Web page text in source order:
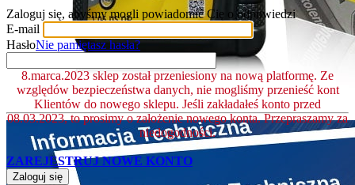
Zaloguj się, abyśmy mogli powiadomić Cię o odpowiedzi
E-mail
HasłoNie pamiętasz hasła?
8.marca.2023 sklep został przeniesiony na nową platformę. Ze
względów bezpieczeństwa danych, nie mogliśmy przenieść kont
Klientów do nowego sklepu. Jeśli zakładałeś konto przed
08.03.2023, to prosimy o założenie nowego konta. Przepraszamy za
niedogodności.
ZAREJESTRUJ NOWE KONTO
Zaloguj się